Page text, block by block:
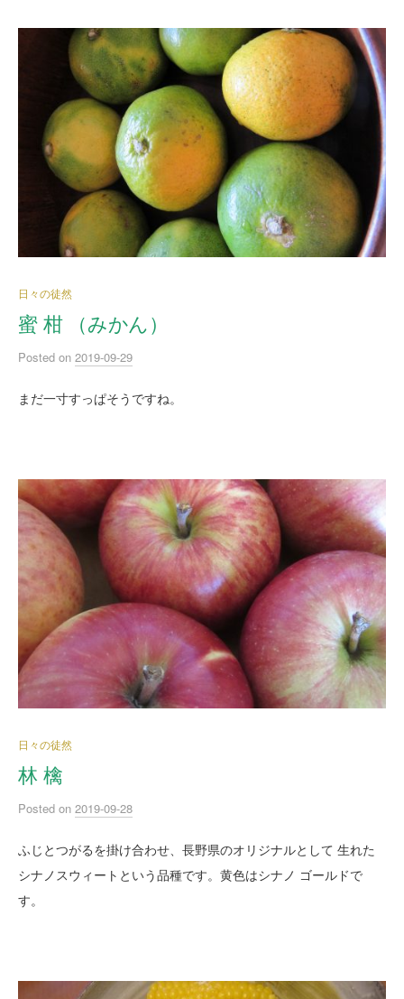
日々の徒然
蜜 柑 （みかん）
Posted on 2019-09-29
まだ一寸すっぱそうですね。
日々の徒然
林 檎
Posted on 2019-09-28
ふじとつがるを掛け合わせ、長野県のオリジナルとして 生れた
シナノスウィートという品種です。黄色はシナノ ゴールドで
す。